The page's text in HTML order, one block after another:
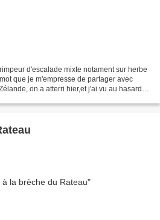
d'escalade mixte notament sur herbe
que je m'empresse de partager avec
on a atterri hier,et j'ai vu au hasard